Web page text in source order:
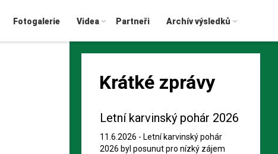
Fotogalerie Videa Partneři Archív výsledků
Krátké zprávy
Letní karvinský pohár 2026
11.6.2026 - Letní karvinský pohár
2026 byl posunut pro nízký zájem